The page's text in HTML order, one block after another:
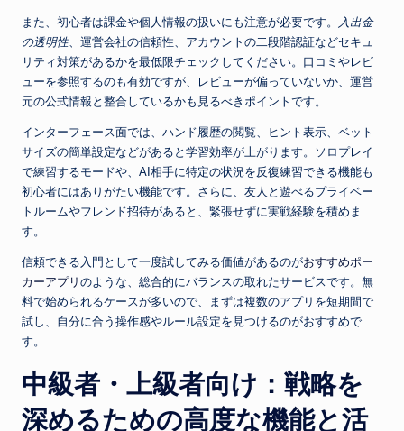
また、初心者は課金や個人情報の扱いにも注意が必要です。
入出金
の透明性、運営会社の信頼性、アカウントの二段階認証などセキュ
リティ対策があるかを最低限チェックしてください。口コミやレビ
ューを参照するのも有効ですが、レビューが偏っていないか、運営
元の公式情報と整合しているかも見るべきポイントです。
インターフェース面では、ハンド履歴の閲覧、ヒント表示、ベット
サイズの簡単設定などがあると学習効率が上がります。ソロプレイ
で練習するモードや、AI相手に特定の状況を反復練習できる機能も
初心者にはありがたい機能です。さらに、友人と遊べるプライベー
トルームやフレンド招待があると、緊張せずに実戦経験を積めま
す。
信頼できる入門として一度試してみる価値があるのがおすすめポー
カーアプリ のような、総合的にバランスの取れたサービスです。無
料で始められるケースが多いので、まずは複数のアプリを短期間で
試し、自分に合う操作感やルール設定を見つけるのがおすすめで
す。
中級者・上級者向け：戦略を
深めるための高度な機能と活